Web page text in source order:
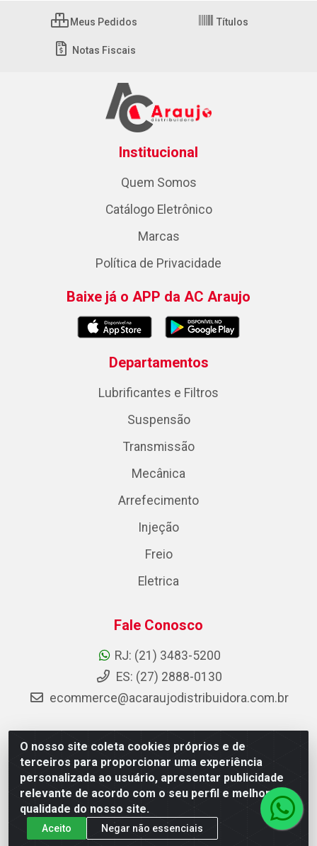
O nosso site coleta cookies próprios e de
terceiros para proporcionar uma experiência
personalizada ao usuário, apresentar publicidade
relevante de acordo com o seu perfil e melhorar a
qualidade do nosso site.
Aceito
Negar não essenciais
Meus Pedidos Títulos
Notas Fiscais
Institucional
Quem Somos
Catálogo Eletrônico
Marcas
Política de Privacidade
Baixe já o APP da AC Araujo
Departamentos
Lubrificantes e Filtros
Suspensão
Transmissão
Mecânica
Arrefecimento
Injeção
Freio
Eletrica
Fale Conosco
RJ: (21) 3483-5200
ES: (27) 2888-0130
ecommerce@acaraujodistribuidora.com.br
AC Araujo Distribuidora - Rua Carneiro de Campos, 42 -
São Cristóvão, Rio de Janeiro/RJ - CEP 20.920-410 -
CNPJ 08.744.753/0003-85